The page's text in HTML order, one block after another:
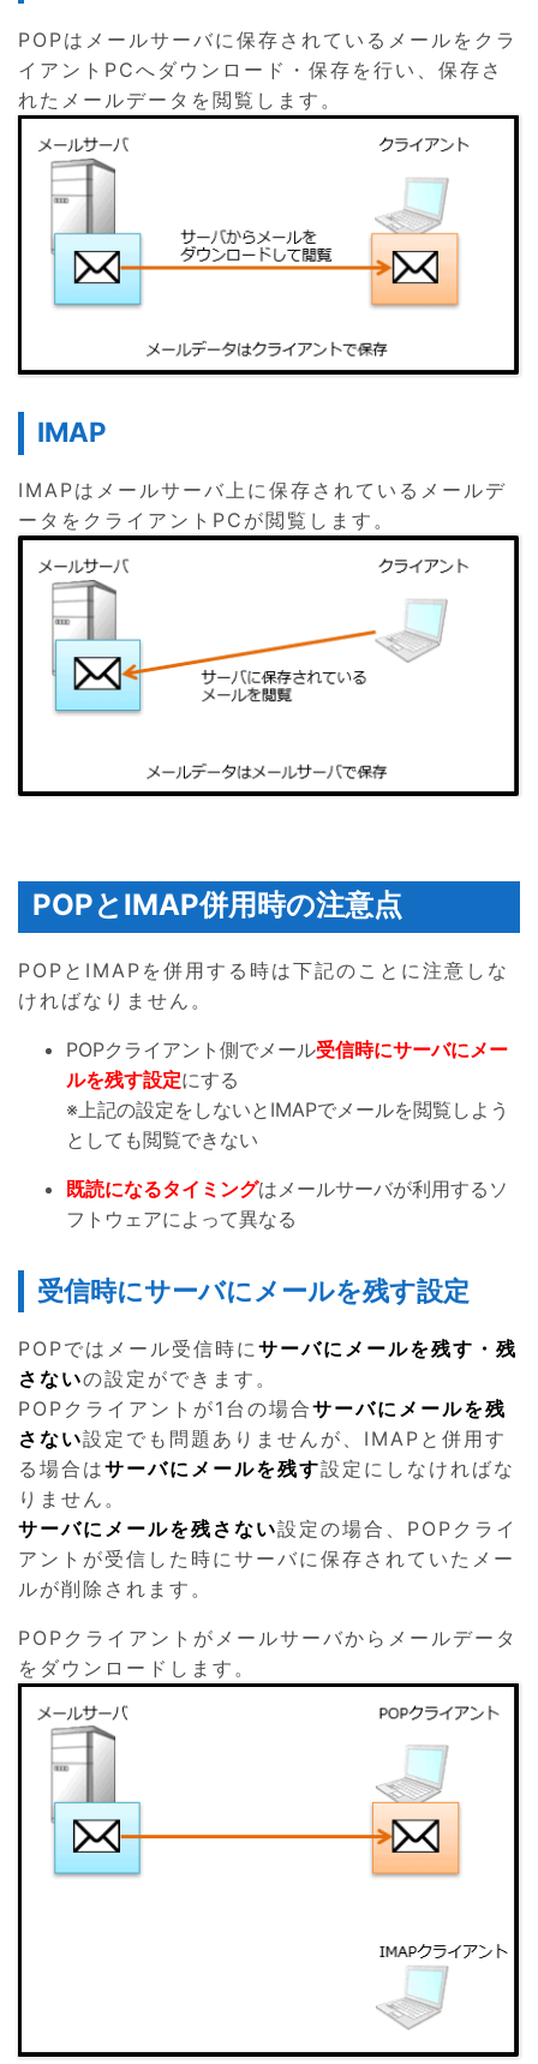
POPはメールサーバに保存されているメールをクラ
イアントPCへダウンロード・保存を行い、保存さ
れたメールデータを閲覧します。
IMAP
IMAPはメールサーバ上に保存されているメールデ
ータをクライアントPCが閲覧します。
POPとIMAP併用時の注意点
POPとIMAPを併用する時は下記のことに注意しな
ければなりません。
POPクライアント側でメール受信時にサーバにメー
ルを残す設定にする
※上記の設定をしないとIMAPでメールを閲覧しよう
としても閲覧できない
既読になるタイミングはメールサーバが利用するソ
フトウェアによって異なる
受信時にサーバにメールを残す設定
POPではメール受信時にサーバにメールを残す・残
さないの設定ができます。
POPクライアントが1台の場合サーバにメールを残
さない設定でも問題ありませんが、IMAPと併用す
る場合はサーバにメールを残す設定にしなければな
りません。
サーバにメールを残さない設定の場合、POPクライ
アントが受信した時にサーバに保存されていたメー
ルが削除されます。
POPクライアントがメールサーバからメールデータ
をダウンロードします。